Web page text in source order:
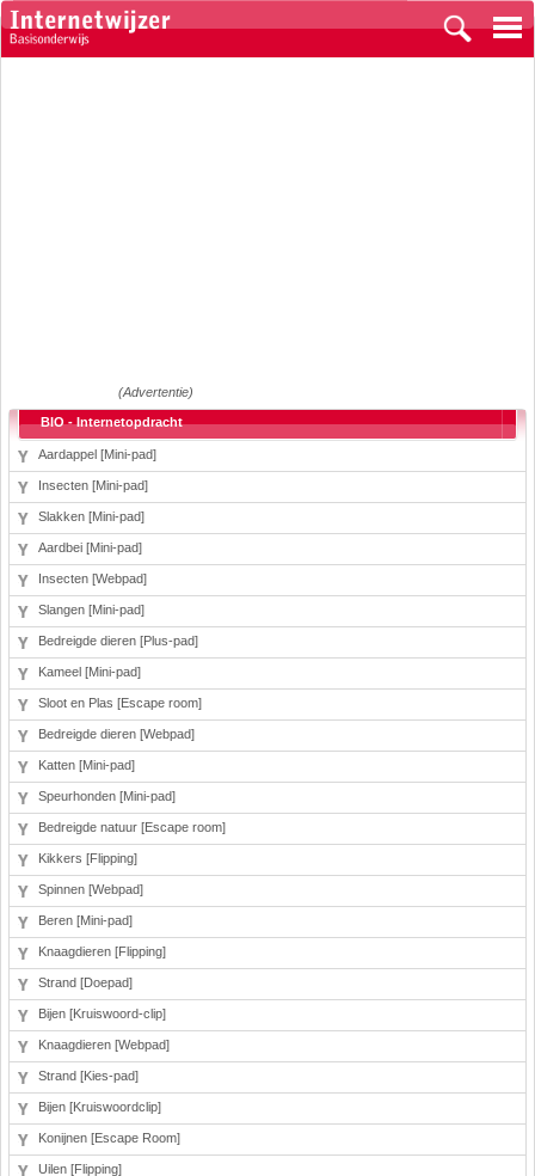
(Advertentie)
BIO - Internetopdracht
Aardappel [Mini-pad]
Insecten [Mini-pad]
Slakken [Mini-pad]
Aardbei [Mini-pad]
Insecten [Webpad]
Slangen [Mini-pad]
Bedreigde dieren [Plus-pad]
Kameel [Mini-pad]
Sloot en Plas [Escape room]
Bedreigde dieren [Webpad]
Katten [Mini-pad]
Speurhonden [Mini-pad]
Bedreigde natuur [Escape room]
Kikkers [Flipping]
Spinnen [Webpad]
Beren [Mini-pad]
Knaagdieren [Flipping]
Strand [Doepad]
Bijen [Kruiswoord-clip]
Knaagdieren [Webpad]
Strand [Kies-pad]
Bijen [Kruiswoordclip]
Konijnen [Escape Room]
Uilen [Flipping]